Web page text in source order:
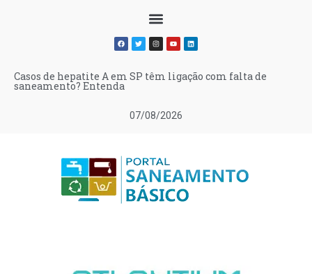
07/08/2026
Casos de hepatite A em SP têm ligação com falta de
saneamento? Entenda